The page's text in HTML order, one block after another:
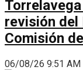
revisión del
Comisión
06/08/26 9:51 AM